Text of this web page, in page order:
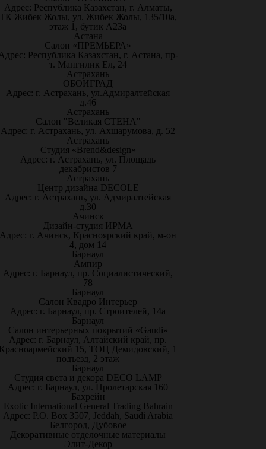
Адрес: Республика Казахстан, г. Алматы,
Жибек Жолы, ул. Жибек Жолы, 135/10а,
этаж 1, бутик А23а
Астана
Салон «ПРЕМЬЕРА»
Республика Казахстан, г. Астана, пр-
т. Мангилик Ел, 24
Астрахань
ОБОИГРАД
Адрес: г. Астрахань, ул.Адмиралтейская
д.46
Астрахань
Салон "Великая СТЕНА"
Адрес: г. Астрахань, ул. Ахшарумова, д. 52
Астрахань
Студия «Brend&design»
Адрес: г. Астрахань, ул. Площадь
декабристов 7
Астрахань
Центр дизайна DECOLE
Адрес: г. Астрахань, ул. Адмиралтейская
д.30
Ачинск
Дизайн-студия ИРМА
Адрес: г. Ачинск, Красноярский край, м-он
4, дом 14
Барнаул
Ампир
Адрес: г. Барнаул, пр. Социалистический,
78
Барнаул
Салон Квадро Интерьер
Адрес: г. Барнаул, пр. Строителей, 14а
Барнаул
Салон интерьерных покрытий «Gaudi»
Адрес: г. Барнаул, Алтайский край, пр.
15, ТОЦ Демидовский, 1
подъезд, 2 этаж
Барнаул
Студия света и декора DECO LAMP
Адрес: г. Барнаул, ул. Пролетарская 160
Бахрейн
Exotic International General Trading Bahrain
Адрес: P.O. Box 3507, Jeddah, Saudi Arabia
Белгород, Дубовое
Декоративные отделочные материалы
Элит-Декор